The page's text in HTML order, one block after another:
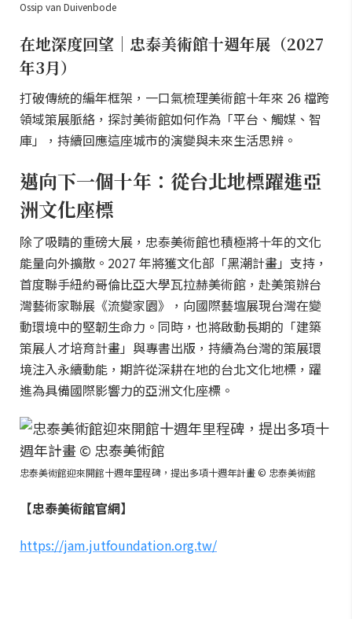
Ossip van Duivenbode
在地深度回望｜忠泰美術館十週年展（2027
年3月）
打破傳統的編年框架，一口氣梳理美術館十年來 26 檔跨
領域策展脈絡，探討美術館如何作為「平台、觸媒、智
庫」，持續回應這座城市的演變與未來生活思辨。
邁向下一個十年：從台北地標躍進亞
洲文化座標
除了吸睛的重磅大展，忠泰美術館也積極將十年的文化
能量向外擴散。2027 年將獲文化部「黑潮計畫」支持，
首度聯手紐約哥倫比亞大學瓦拉赫美術館，赴美策辦台
灣藝術家聯展《流變家園》，向國際藝壇展現台灣在變
動環境中的堅韌生命力。同時，也將啟動長期的「建築
策展人才培育計畫」與專書出版，持續為台灣的策展環
境注入永續動能，期許從深耕在地的台北文化地標，躍
進為具備國際影響力的亞洲文化座標。
忠泰美術館迎來開館十週年里程碑，提出多項十週年計畫 © 忠泰美術館
【忠泰美術館官網】
https://jam.jutfoundation.org.tw/